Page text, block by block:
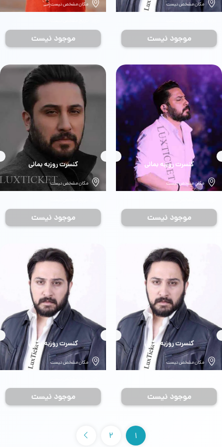
مکان مشخص نیست
موجود نیست
مکان مشخص نیست
موجود نیست
بلیط
کنسرت روزبه بمانی
مکان مشخص نیست
موجود نیست
بلیط
کنسرت روزبه بمانی
مکان مشخص نیست
موجود نیست
بلیط
کنسرت روزبه بمانی
مکان مشخص نیست
موجود نیست
بلیط
کنسرت روزبه بمانی
مکان مشخص نیست
موجود نیست
1
2